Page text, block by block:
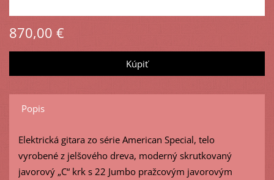
870,00 €
Popis
Elektrická gitara zo série American Special, telo
vyrobené z jelšového dreva, moderný skrutkovaný
javorový „C“ krk s 22 Jumbo pražcovým javorovým